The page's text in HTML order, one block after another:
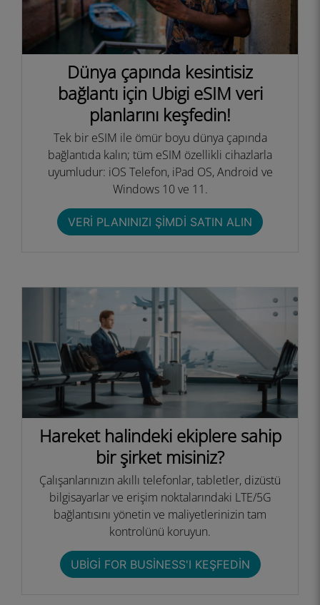
Dünya çapında kesintisiz
bağlantı için Ubigi eSIM veri
planlarını keşfedin!
Tek bir eSIM ile ömür boyu dünya çapında
bağlantıda kalın; tüm eSIM özellikli cihazlarla
uyumludur: iOS Telefon, iPad OS, Android ve
Windows 10 ve 11.
VERI PLANINIZI ŞIMDI SATIN ALIN
Hareket halindeki ekiplere sahip
bir şirket misiniz?
Çalışanlarınızın akıllı telefonlar, tabletler, dizüstü
bilgisayarlar ve erişim noktalarındaki LTE/5G
bağlantısını yönetin ve maliyetlerinizin tam
kontrolünü koruyun.
UBIGI FOR BUSINESS'I KEŞFEDIN